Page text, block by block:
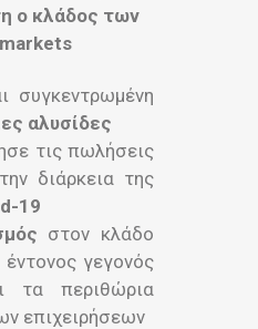
ο κλάδος των
συγκεντρωμένη
αλυσίδες
τις πωλήσεις
διάρκεια της
19
στον κλάδο
έντονος γεγονός
τα περιθώρια
επιχειρήσεων